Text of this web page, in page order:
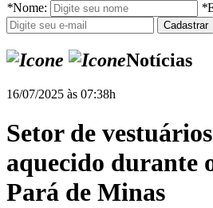
*Nome: *
Notícias
16/07/2025 às 07:38h
Setor de
aquecido durante
Pará de Minas